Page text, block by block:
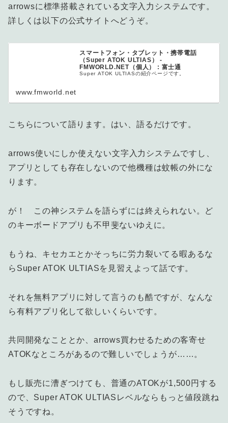
arrowsに標準搭載されている文字入力システムです。
詳しくは以下の公式サイトへどうぞ。
スマートフォン・タブレット・携帯電話
（Super ATOK ULTIAS） -
FMWORLD.NET（個人） : 富士通
Super ATOK ULTIASの紹介ページです。
www.fmworld.net
こちらについて語ります。はい、語るだけです。
arrows使いにしか使えない文字入力システムですし、
アプリとしても存在しないので他機種は蚊帳の外にな
ります。
が！ この神システムを語らずには終えられない。ど
のキーボードアプリも不甲斐ないゆえに。
もうね、キセカエとかそっちに労力裂いてる暇あるな
らSuper ATOK ULTIASを見習えよって話です。
それを無料アプリに対して言うのも酷ですが、なんな
ら有料アプリ化して欲しいくらいです。
共同開発なこととか、arrows買わせるための客寄せ
ATOKなところがあるので難しいでしょうが……。
もし販売に漕ぎつけても、普通のATOKが1,500円する
ので、Super ATOK ULTIASレベルならもっと値段跳ね
そうですね。